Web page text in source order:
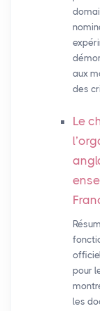
aux
des
Le
pour
les